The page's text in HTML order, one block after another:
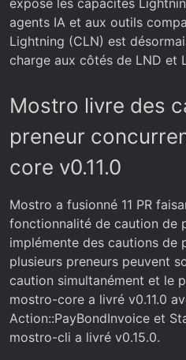
agents IA et aux outils
Lightning (CLN) est
charge aux côtés de LND et
Mostro livre des
preneur
core v0.11.0
Mostro a fusionné 11 PR
fonctionnalité de caution de
implémente des cautions de
plusieurs preneurs peuvent
caution simultanément et le
mostro-core a livré v0.11.0
Action::PayBondInvoice et
mostro-cli a livré v0.15.0.